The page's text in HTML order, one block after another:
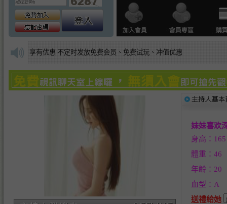
享有优惠 不定时发放免费会员、免费试玩、冲值优惠
妹妹喜欢
身高：165
體重：46
年齡：20
血型：A
送禮給她